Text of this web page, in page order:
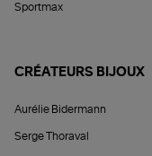
Sportmax
CRÉATEURS BIJOUX
Aurélie Bidermann
Serge Thoraval